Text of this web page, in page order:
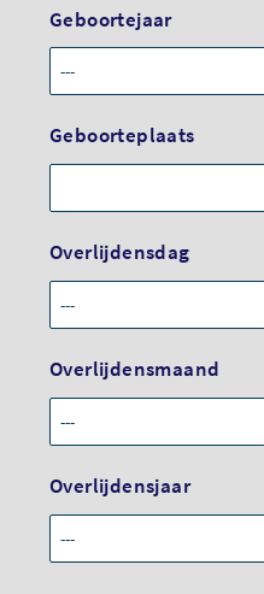
Geboortejaar
Geboorteplaats
Overlijdensdag
Overlijdensmaand
Overlijdensjaar